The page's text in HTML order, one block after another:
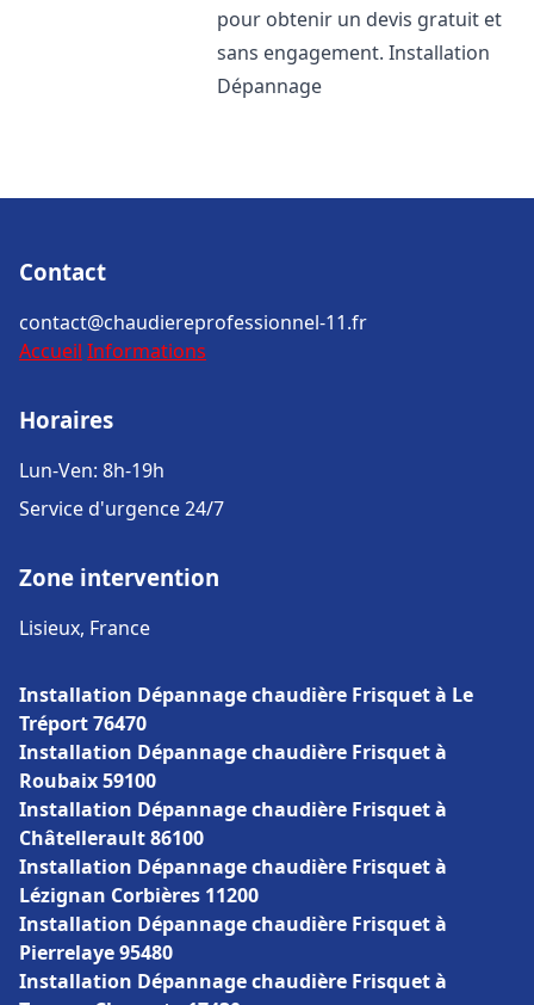
pour obtenir un devis gratuit et
sans engagement. Installation
Dépannage
Contact
contact@chaudiereprofessionnel-11.fr
Accueil Informations
Horaires
Lun-Ven: 8h-19h
Service d'urgence 24/7
Zone intervention
Lisieux, France
Installation Dépannage chaudière Frisquet à Le
Tréport 76470
Installation Dépannage chaudière Frisquet à
Roubaix 59100
Installation Dépannage chaudière Frisquet à
Châtellerault 86100
Installation Dépannage chaudière Frisquet à
Lézignan Corbières 11200
Installation Dépannage chaudière Frisquet à
Pierrelaye 95480
Installation Dépannage chaudière Frisquet à